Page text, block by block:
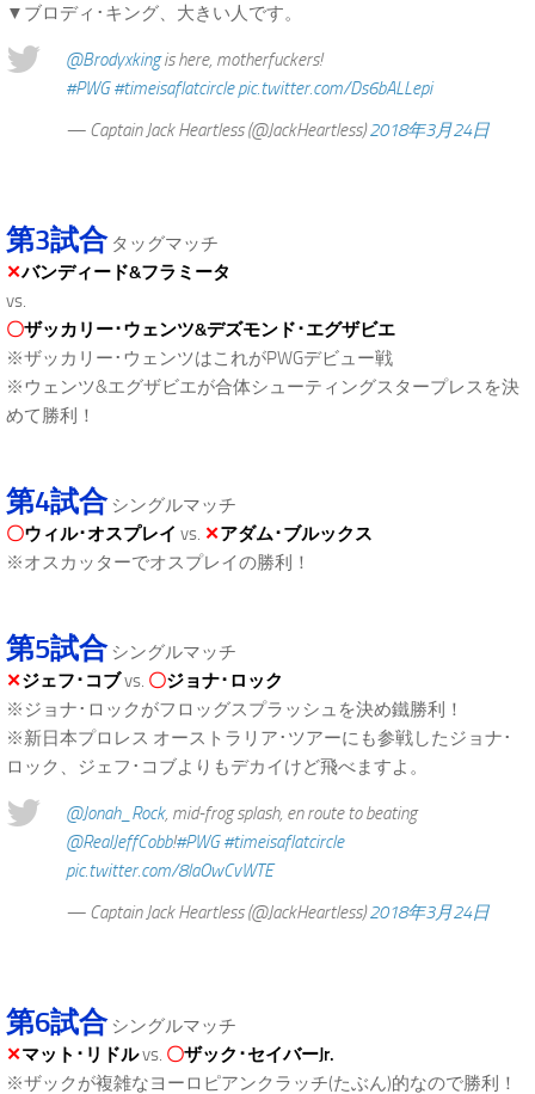
▼ブロディ･キング、大きい人です。
@Brodyxkingis here, motherfuckers!
#PWG #timeisaflatcircle pic.twitter.com/Ds6bALLepi
— Captain Jack Heartless (@JackHeartless)2018年3月24日
第3試合タッグマッチ
✕バンディード&フラミータ
vs.
〇ザッカリー･ウェンツ&デズモンド･エグザビエ
※ザッカリー･ウェンツはこれがPWGデビュー戦
※ウェンツ&エグザビエが合体シューティングスタープレスを決
めて勝利！
第4試合シングルマッチ
〇ウィル･オスプレイ vs. ✕アダム･ブルックス
※オスカッターでオスプレイの勝利！
第5試合シングルマッチ
✕ジェフ･コブvs. 〇ジョナ･ロック
※ジョナ･ロックがフロッグスプラッシュを決め鐵勝利！
※新日本プロレス オーストラリア･ツアーにも参戦したジョナ･
ロック、ジェフ･コブよりもデカイけど飛べますよ。
@Jonah_Rock, mid-frog splash, en route to beating
@RealJeffCobb!#PWG #timeisaflatcircle
pic.twitter.com/8laOwCvWTE
— Captain Jack Heartless (@JackHeartless)2018年3月24日
第6試合シングルマッチ
✕マット･リドルvs. 〇ザック･セイバーJr.
※ザックが複雑なヨーロピアンクラッチ(たぶん)的なので勝利！